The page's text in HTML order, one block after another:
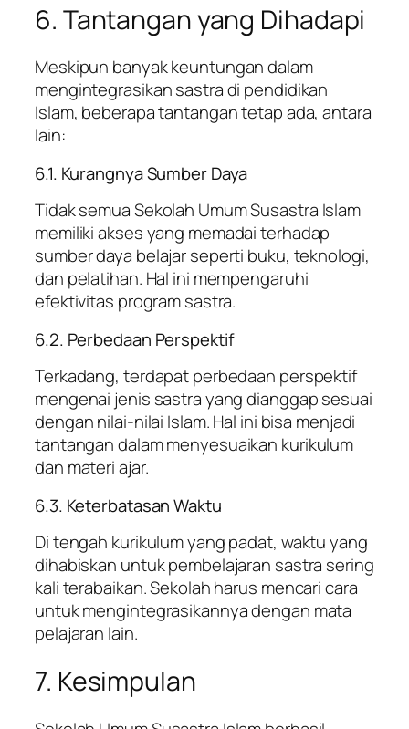
6. Tantangan yang Dihadapi
Meskipun banyak keuntungan dalam
mengintegrasikan sastra di pendidikan
Islam, beberapa tantangan tetap ada, antara
lain:
6.1. Kurangnya Sumber Daya
Tidak semua Sekolah Umum Susastra Islam
memiliki akses yang memadai terhadap
sumber daya belajar seperti buku, teknologi,
dan pelatihan. Hal ini mempengaruhi
efektivitas program sastra.
6.2. Perbedaan Perspektif
Terkadang, terdapat perbedaan perspektif
mengenai jenis sastra yang dianggap sesuai
dengan nilai-nilai Islam. Hal ini bisa menjadi
tantangan dalam menyesuaikan kurikulum
dan materi ajar.
6.3. Keterbatasan Waktu
Di tengah kurikulum yang padat, waktu yang
dihabiskan untuk pembelajaran sastra sering
kali terabaikan. Sekolah harus mencari cara
untuk mengintegrasikannya dengan mata
pelajaran lain.
7. Kesimpulan